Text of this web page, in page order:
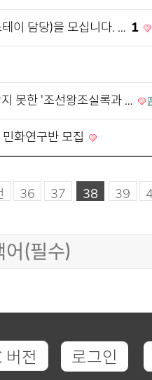
이 담당)을 모십니다. … 1
못한 '조선왕조실록과 …
화연구반 모집
36 37 38 39
버전 로그인